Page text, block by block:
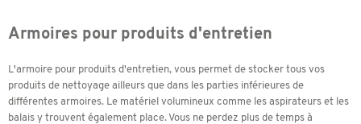
Armoires pour produits d'entretien
L'armoire pour produits d'entretien, vous permet de stocker tous vos
produits de nettoyage ailleurs que dans les parties inférieures de
différentes armoires. Le matériel volumineux comme les aspirateurs et les
balais y trouvent également place. Vous ne perdez plus de temps à